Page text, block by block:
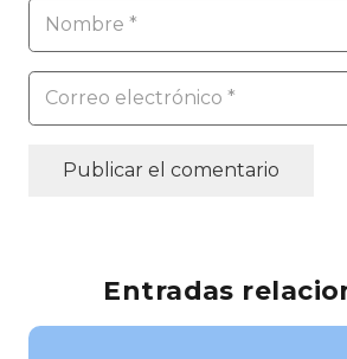
Publicar el comentario
Entradas